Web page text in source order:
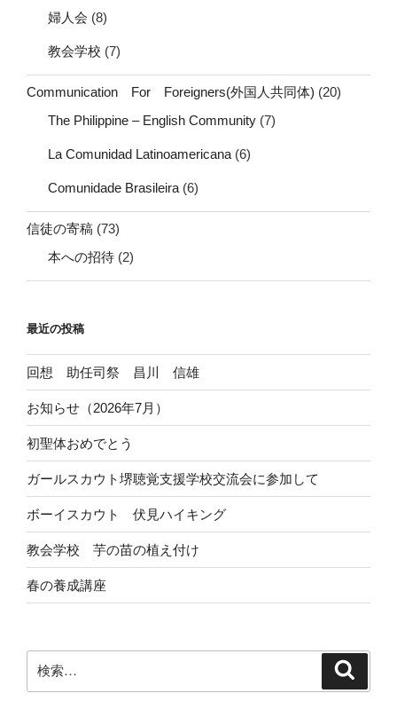
婦人会 (8)
教会学校 (7)
Communication For Foreigners(外国人共同体) (20)
The Philippine – English Community (7)
La Comunidad Latinoamericana (6)
Comunidade Brasileira (6)
信徒の寄稿 (73)
本への招待 (2)
最近の投稿
回想 助任司祭 昌川 信雄
お知らせ（2026年7月）
初聖体おめでとう
ガールスカウト堺聴覚支援学校交流会に参加して
ボーイスカウト 伏見ハイキング
教会学校 芋の苗の植え付け
春の養成講座
索: